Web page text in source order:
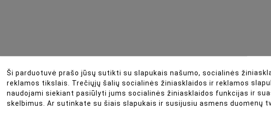
šviesos LED vaizdo šviesos panelė (70W)
Ši parduotuvė prašo jūsų sutikti su slapukais našumo, socialinės
reklamos tikslais. Trečiųjų šalių socialinės žiniasklaidos ir reklamos
naudojami siekiant pasiūlyti jums socialinės žiniasklaidos funkcijas ir
skelbimus. Ar sutinkate su šiais slapukais ir susijusiu asmens duomenų